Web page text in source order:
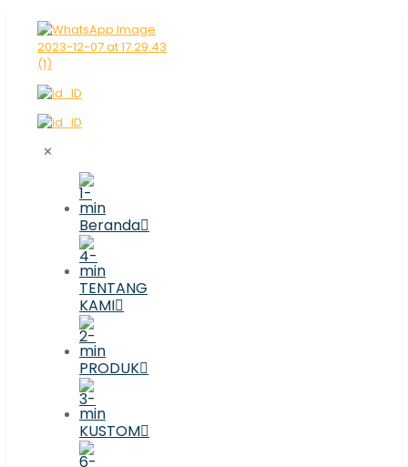
✕
Beranda
TENTANG
KAMI
PRODUK
KUSTOM